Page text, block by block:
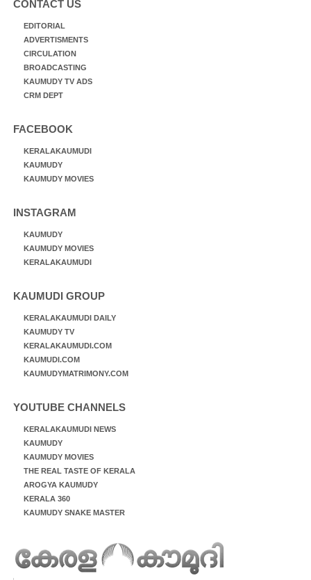
CONTACT US
EDITORIAL
ADVERTISMENTS
CIRCULATION
BROADCASTING
KAUMUDY TV ADS
CRM DEPT
FACEBOOK
KERALAKAUMUDI
KAUMUDY
KAUMUDY MOVIES
INSTAGRAM
KAUMUDY
KAUMUDY MOVIES
KERALAKAUMUDI
KAUMUDI GROUP
KERALAKAUMUDI DAILY
KAUMUDY TV
KERALAKAUMUDI.COM
KAUMUDI.COM
KAUMUDYMATRIMONY.COM
YOUTUBE CHANNELS
KERALAKAUMUDI NEWS
KAUMUDY
KAUMUDY MOVIES
THE REAL TASTE OF KERALA
AROGYA KAUMUDY
KERALA 360
KAUMUDY SNAKE MASTER